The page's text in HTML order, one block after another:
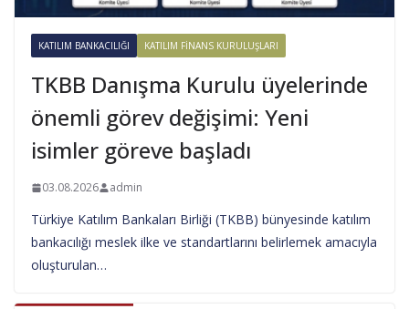
KATILIM BANKACILIĞI KATILIM FINANS KURULUŞLARI
TKBB Danışma Kurulu üyelerinde
önemli görev değişimi: Yeni
isimler göreve başladı
03.08.2026 admin
Türkiye Katılım Bankaları Birliği (TKBB) bünyesinde katılım
bankacılığı meslek ilke ve standartlarını belirlemek amacıyla
oluşturulan…